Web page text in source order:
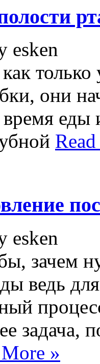
esken
они
еды
esken
зачем
ведь
задача,
»